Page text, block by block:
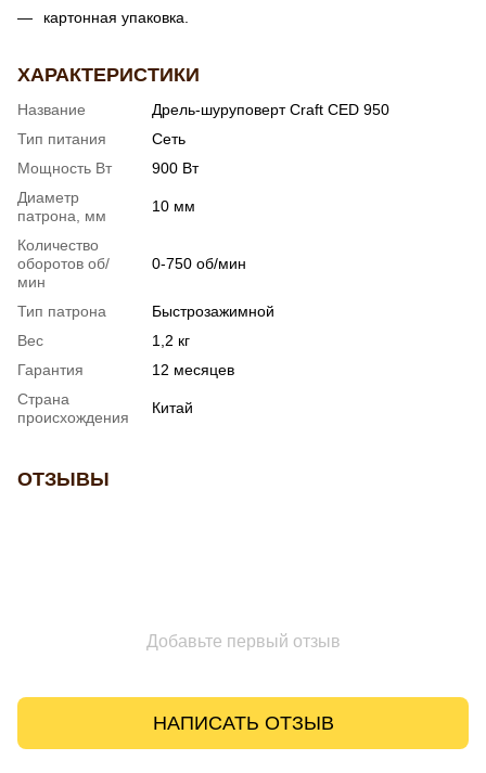
картонная упаковка.
ХАРАКТЕРИСТИКИ
Название
Дрель-шуруповерт Craft CED 950
Тип питания
Сеть
Мощность Вт
900 Вт
Диаметр
патрона, мм
10 мм
Количество
оборотов об/
мин
0-750 об/мин
Тип патрона
Быстрозажимной
Вес
1,2 кг
Гарантия
12 месяцев
Страна
происхождения
Китай
ОТЗЫВЫ
Добавьте первый отзыв
НАПИСАТЬ ОТЗЫВ